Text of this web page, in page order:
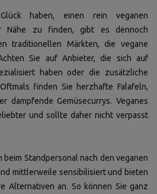
haben, einen rein veganen
Nähe zu finden, gibt es dennoch
traditionellen Märkten, die vegane
Sie auf Anbieter, die sich auf
haben oder die zusätzliche
finden Sie herzhafte Falafeln,
dampfende Gemüsecurrys. Veganes
und sollte daher nicht verpasst
beim Standpersonal nach den veganen
mittlerweile sensibilisiert und bieten
Alternativen an. So können Sie ganz